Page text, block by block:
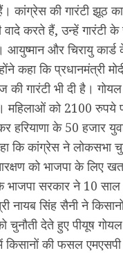
कांग्रेस की गारंटी झूठ
वादे करते हैं, उन्हें
आयुष्मान और चिरायु
कहा कि प्रधानमंत्री
गारंटी भी दी है।
महिलाओं को 2100
हरियाणा के 50 हजार
कि कांग्रेस ने लोकसभा
को भाजपा के लिए
भाजपा सरकार ने 10
नायब सिंह सैनी ने
चुनौती देते हुए पीयूष
किसानों की फसल